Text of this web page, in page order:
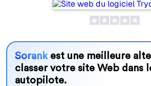
Sorankest une meilleure
classer votre site Web dans
autopilote.